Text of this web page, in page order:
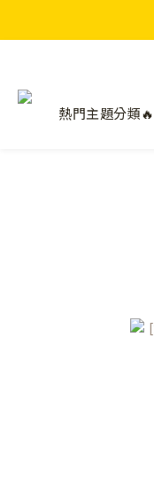
熱門主題分類🔥